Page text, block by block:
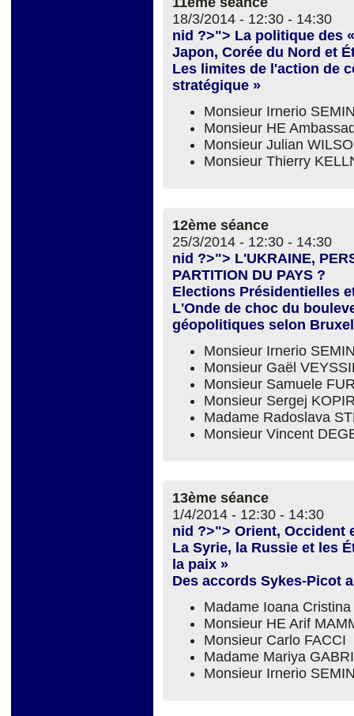
18/3/2014 - 12:30 - 14:30
nid ?>"> La politique des
Japon, Corée du Nord et
Les limites de l'action de
stratégique »
Monsieur Irnerio
Monsieur HE
Monsieur Julian
Monsieur Thierry
12ème séance
25/3/2014 - 12:30 - 14:30
nid ?>"> L'UKRAINE,
PARTITION DU PAYS ?
Elections Présidentielles
L'Onde de choc du
géopolitiques selon
Monsieur Irnerio
Monsieur Gaël
Monsieur Samuele
Monsieur Sergej
Madame Radoslava
Monsieur Vincent
13ème séance
1/4/2014 - 12:30 - 14:30
nid ?>"> Orient, Occident
La Syrie, la Russie et les
la paix »
Des accords Sykes-Picot
Madame Ioana
Monsieur HE Arif
Monsieur Carlo FACCI
Madame Mariya
Monsieur Irnerio